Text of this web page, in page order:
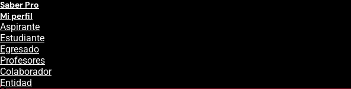
Saber Pro
Mi perfil
Aspirante
Estudiante
Egresado
Profesores
Colaborador
Entidad